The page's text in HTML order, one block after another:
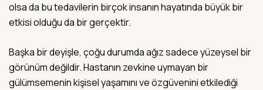
olsa da bu tedavilerin birçok insanın hayatında büyük bir
etkisi olduğu da bir gerçektir.
Başka bir deyişle, çoğu durumda ağız sadece yüzeysel bir
görünüm değildir. Hastanın zevkine uymayan bir
gülümsemenin kişisel yaşamını ve özgüvenini etkilediği